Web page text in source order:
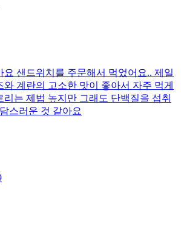
샌드위치를 주문해서 먹었어요.. 제일
계란의 고소한 맛이 좋아서 자주 먹게
리는 제법 높지만 그래도 단백질을 섭취
스러운 것 같아요